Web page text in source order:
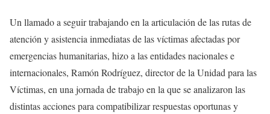
Un llamado a seguir trabajando en la articulación de las rutas de
atención y asistencia inmediatas de las víctimas afectadas por
emergencias humanitarias, hizo a las entidades nacionales e
internacionales, Ramón Rodríguez, director de la Unidad para las
Víctimas, en una jornada de trabajo en la que se analizaron las
distintas acciones para compatibilizar respuestas oportunas y